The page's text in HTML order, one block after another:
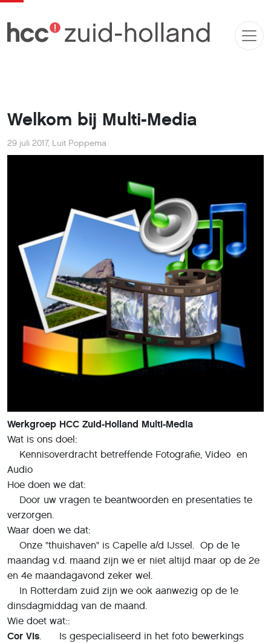
Welkom bij Multi-Media
29 juli 2017, Luit Poppema
Werkgroep HCC Zuid-Holland Multi-Media
Wat is ons doel:
Kennisoverdracht betreffende Fotografie, Video en
Audio
Hoe doen we dat:
Door uw vragen te beantwoorden en presentaties te
verzorgen.
Waar doen we dat:
Onze "thuishaven" is Capelle a/d IJssel. Op de 1e
maandag v.d. maand zijn we er niet altijd maar op de 2e
en 4e maandagavond zeker wel.
In Rotterdam zuid zijn we ook aanwezig op de 1e
dinsdagmiddag van de maand.
Wie doet wat::
Cor Vis. Is gespecialiseerd in het foto bewerkings